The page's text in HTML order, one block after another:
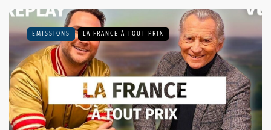
EMISSIONS LA FRANCE À TOUT PRIX